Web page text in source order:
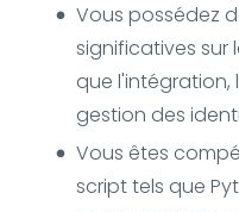
Vous possédez
significatives sur
que l'intégration,
gestion des
Vous êtes
script tels que